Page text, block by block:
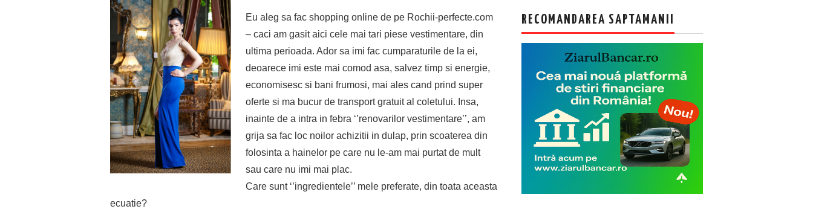
Eu aleg sa fac shopping online de pe Rochii-perfecte.com
– caci am gasit aici cele mai tari piese vestimentare, din
ultima perioada. Ador sa imi fac cumparaturile de la ei,
deoarece imi este mai comod asa, salvez timp si energie,
economisesc si bani frumosi, mai ales cand prind super
oferte si ma bucur de transport gratuit al coletului. Insa,
inainte de a intra in febra ‘’renovarilor vestimentare’’, am
grija sa fac loc noilor achizitii in dulap, prin scoaterea din
folosinta a hainelor pe care nu le-am mai purtat de mult
sau care nu imi mai plac.
Care sunt ‘’ingredientele’’ mele preferate, din toata aceasta
ecuatie?
RECOMANDAREA SAPTAMANII